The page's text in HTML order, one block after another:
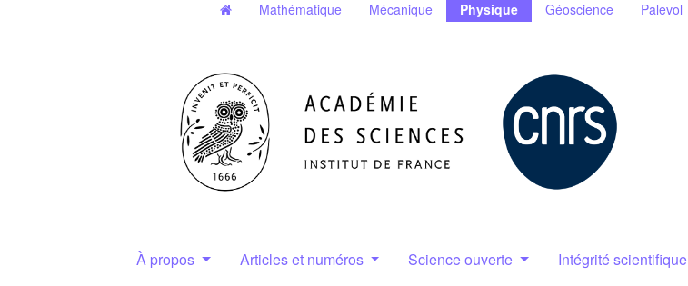
Mathématique Mécanique Physique Géoscience Palevol
À propos Articles et numéros Science ouverte Intégrité scientifique